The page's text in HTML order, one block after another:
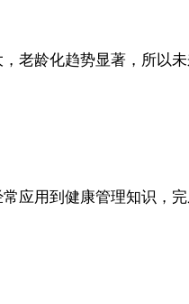
老龄化趋势显著，所以
应用到健康管理知识，